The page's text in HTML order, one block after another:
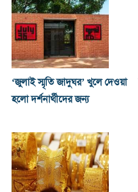
‘জুলাই স্মৃতি জাদুঘর’ খুলে দেওয়া
হলো দর্শনার্থীদের জন্য